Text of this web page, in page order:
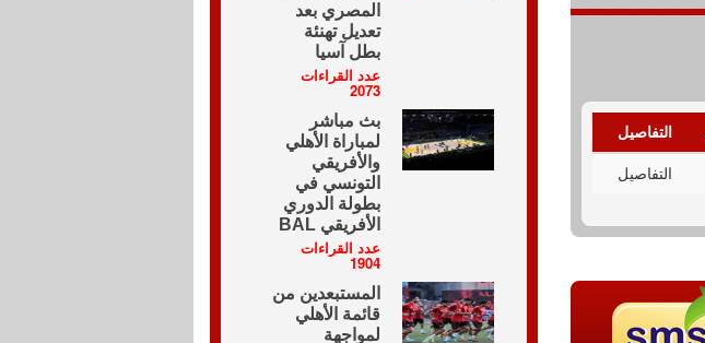
التفاصيل
التفاصيل
المصري بعد
تعديل تهنئة
بطل آسيا
عدد القراءات
2073
بث مباشر
لمباراة الأهلي
والأفريقي
التونسي في
بطولة الدوري
الأفريقي BAL
عدد القراءات
1904
المستبعدين من
قائمة الأهلي
لمواجهة